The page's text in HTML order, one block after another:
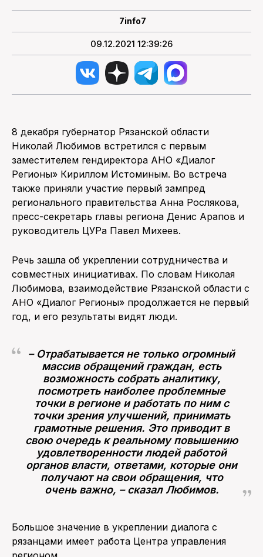
7info7
09.12.2021 12:39:26
8 декабря губернатор Рязанской области
Николай Любимов встретился с первым
заместителем гендиректора АНО «Диалог
Регионы» Кириллом Истоминым. Во встреча
также приняли участие первый зампред
регионального правительства Анна Рослякова,
пресс-секретарь главы региона Денис Арапов и
руководитель ЦУРа Павел Михеев.
Речь зашла об укреплении сотрудничества и
совместных инициативах. По словам Николая
Любимова, взаимодействие Рязанской области с
АНО «Диалог Регионы» продолжается не первый
год, и его результаты видят люди.
– Отрабатывается не только огромный
массив обращений граждан, есть
возможность собрать аналитику,
посмотреть наиболее проблемные
точки в регионе и работать по ним с
точки зрения улучшений, принимать
грамотные решения. Это приводит в
свою очередь к реальному повышению
удовлетворенности людей работой
органов власти, ответами, которые они
получают на свои обращения, что
очень важно, – сказал Любимов.
Большое значение в укреплении диалога с
рязанцами имеет работа Центра управления